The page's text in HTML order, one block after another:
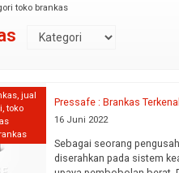
toko brankas
,jual
,toko
Pressafe : Brankas
16 Juni 2022
Sebagai seorang
diserahkan pada sistem